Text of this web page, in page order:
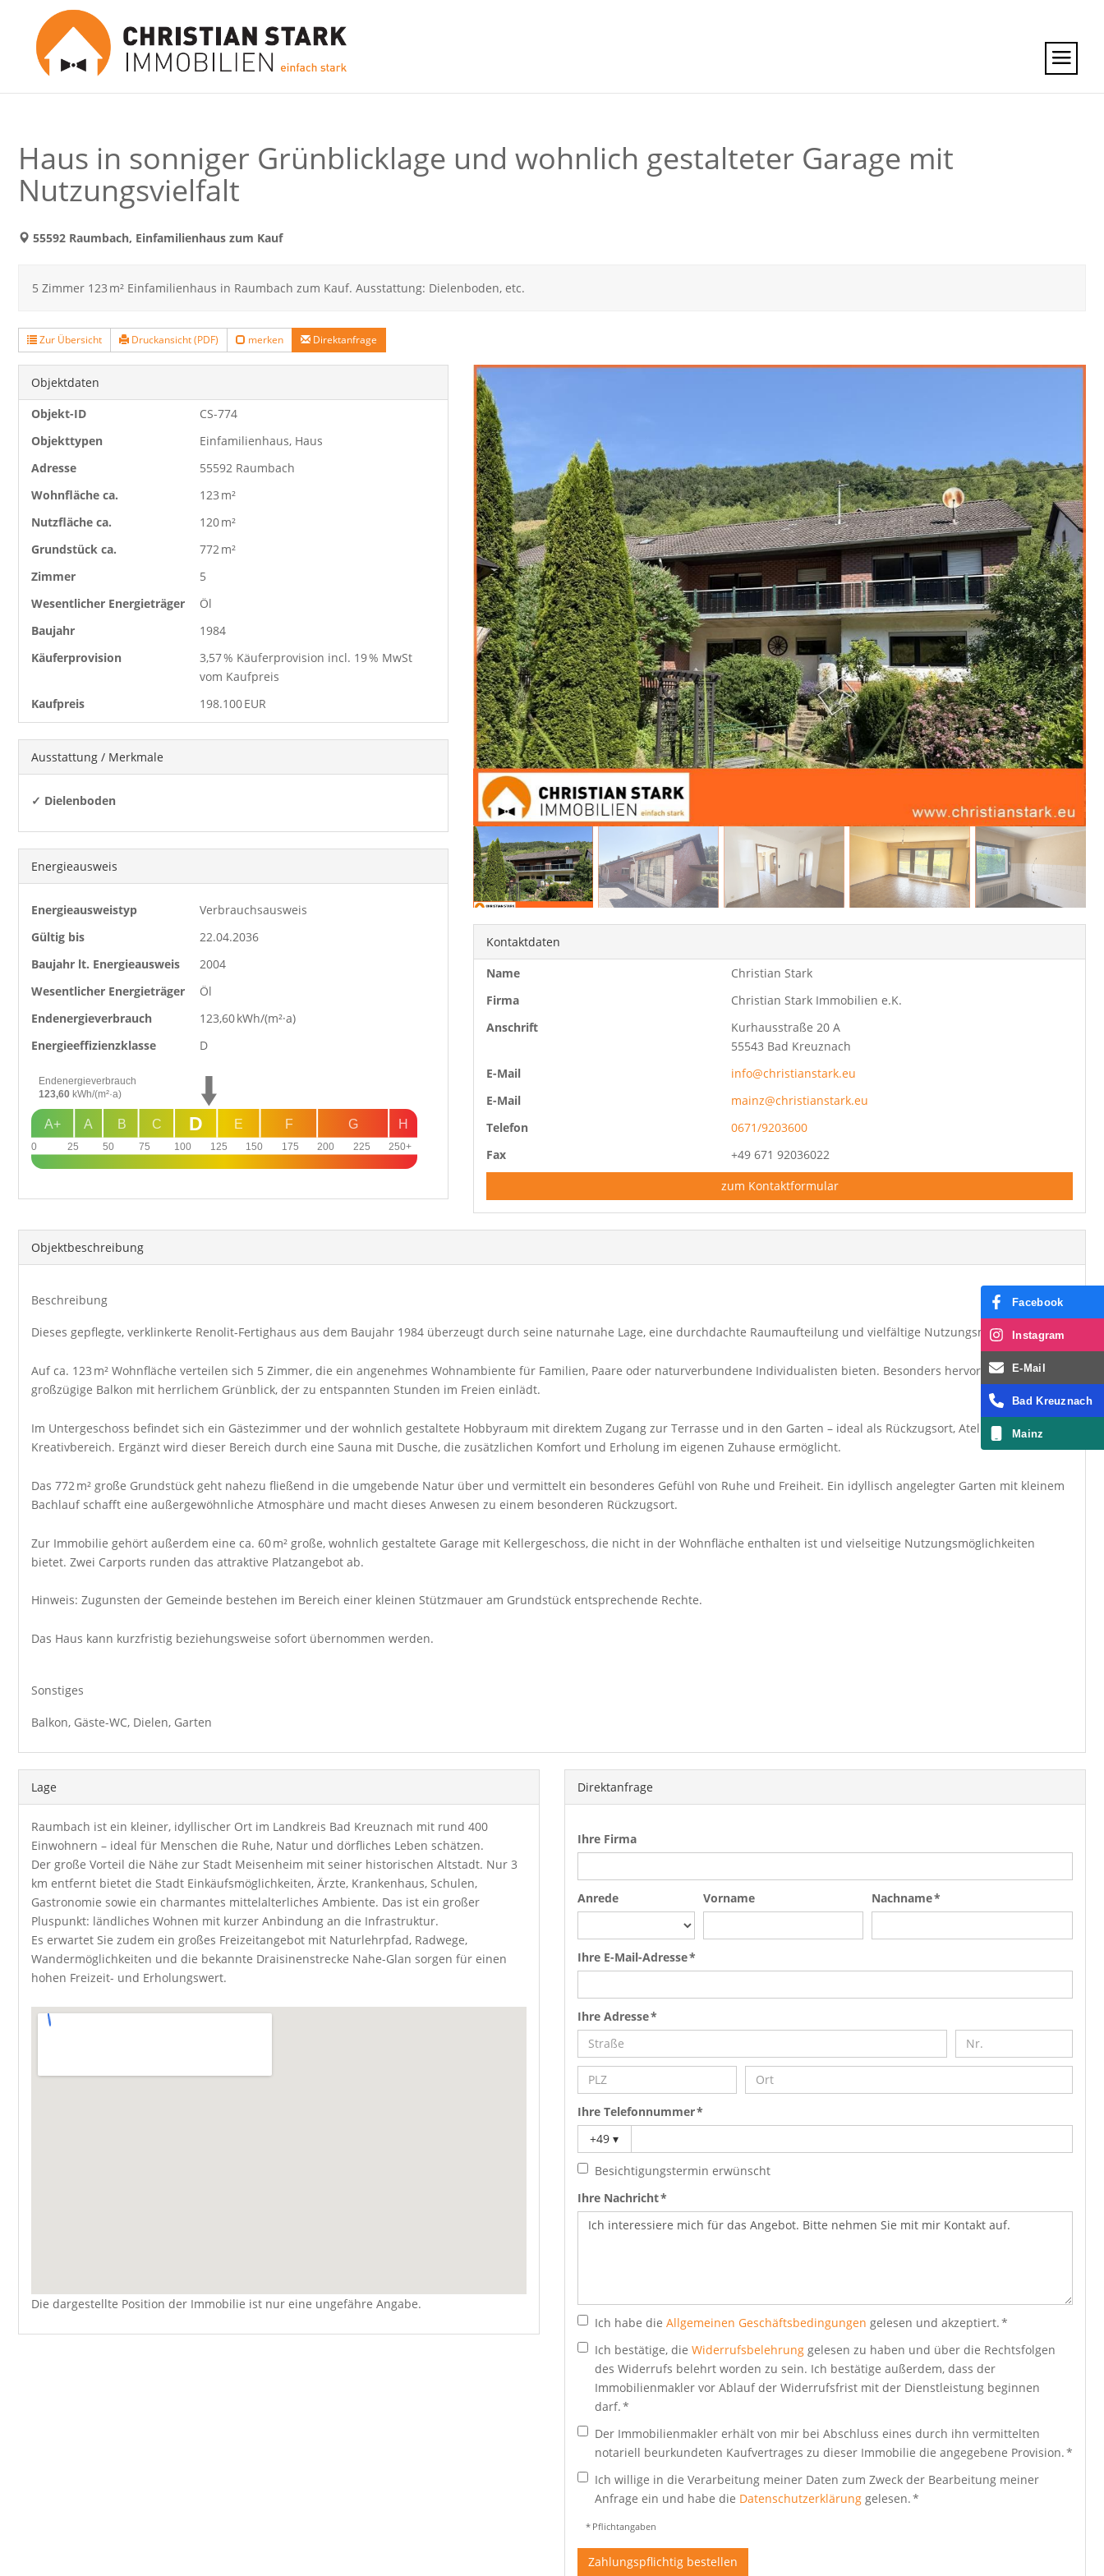
Haus in sonniger Grünblicklage und wohnlich gestalteter Garage mit
Nutzungsvielfalt
55592 Raumbach, Einfamilienhaus zum Kauf
5 Zimmer 123 m² Einfamilienhaus in Raumbach zum Kauf. Ausstattung: Dielenboden, etc.
Zur Übersicht Druckansicht (PDF) merken Direktanfrage
Kontaktdaten
Name
Christian Stark
Firma
Christian Stark Immobilien e.K.
Anschrift
Kurhausstraße 20 A
55543 Bad Kreuznach
E-Mail
info@christianstark.eu
E-Mail
mainz@christianstark.eu
Telefon
0671/9203600
Fax
+49 671 92036022
zum Kontaktformular
Objektdaten
Objekt-ID
CS-774
Objekttypen
Einfamilienhaus, Haus
Adresse
55592 Raumbach
Wohnfläche ca.
123 m²
Nutzfläche ca.
120 m²
Grund­stück ca.
772 m²
Zimmer
5
Wesentlicher Energieträger
Öl
Baujahr
1984
Käufer­provision
3,57 % Käuferprovision incl. 19 % MwSt
vom Kaufpreis
Kaufpreis
198.100 EUR
Ausstattung / Merkmale
✓ Dielenboden
Energieausweis
Energieausweistyp
Verbrauchs­ausweis
Gültig bis
22.04.2036
Baujahr lt. Energieausweis
2004
Wesentlicher Energieträger
Öl
Endenergie­verbrauch
123,60 kWh/(m²·a)
Energie­effizienz­klasse
D
0 25 50 75 100 125 150 175 200 225 250+
H
G
F
E
C
B
A
A+ D
Endenergieverbrauch
123,60kWh/(m²·a)
Objekt­beschreibung
Beschreibung
Dieses gepflegte, verklinkerte Renolit-Fertighaus aus dem Baujahr 1984 überzeugt durch seine naturnahe Lage, eine durchdachte Raumaufteilung und vielfältige Nutzungsmöglichkeiten.
Auf ca. 123 m² Wohnfläche verteilen sich 5 Zimmer, die ein angenehmes Wohnambiente für Familien, Paare oder naturverbundene Individualisten bieten. Besonders hervorzuheben ist der
großzügige Balkon mit herrlichem Grünblick, der zu entspannten Stunden im Freien einlädt.
Im Untergeschoss befindet sich ein Gästezimmer und der wohnlich gestaltete Hobbyraum mit direktem Zugang zur Terrasse und in den Garten – ideal als Rückzugsort, Atelier, Fitness- oder
Kreativbereich. Ergänzt wird dieser Bereich durch eine Sauna mit Dusche, die zusätzlichen Komfort und Erholung im eigenen Zuhause ermöglicht.
Das 772 m² große Grundstück geht nahezu fließend in die umgebende Natur über und vermittelt ein besonderes Gefühl von Ruhe und Freiheit. Ein idyllisch angelegter Garten mit kleinem
Bachlauf schafft eine außergewöhnliche Atmosphäre und macht dieses Anwesen zu einem besonderen Rückzugsort.
Zur Immobilie gehört außerdem eine ca. 60 m² große, wohnlich gestaltete Garage mit Kellergeschoss, die nicht in der Wohnfläche enthalten ist und vielseitige Nutzungsmöglichkeiten
bietet. Zwei Carports runden das attraktive Platzangebot ab.
Hinweis: Zugunsten der Gemeinde bestehen im Bereich einer kleinen Stützmauer am Grundstück entsprechende Rechte.
Das Haus kann kurzfristig beziehungsweise sofort übernommen werden.
Sonstiges
Balkon, Gäste-WC, Dielen, Garten
Lage
Raumbach ist ein kleiner, idyllischer Ort im Landkreis Bad Kreuznach mit rund 400
Einwohnern – ideal für Menschen die Ruhe, Natur und dörfliches Leben schätzen.
Der große Vorteil die Nähe zur Stadt Meisenheim mit seiner historischen Altstadt. Nur 3
km entfernt bietet die Stadt Einkäufsmöglichkeiten, Ärzte, Krankenhaus, Schulen,
Gastronomie sowie ein charmantes mittelalterliches Ambiente. Das ist ein großer
Pluspunkt: ländliches Wohnen mit kurzer Anbindung an die Infrastruktur.
Es erwartet Sie zudem ein großes Freizeitangebot mit Naturlehrpfad, Radwege,
Wandermöglichkeiten und die bekannte Draisinenstrecke Nahe-Glan sorgen für einen
hohen Freizeit- und Erholungswert.
Die dargestellte Position der Immobilie ist nur eine ungefähre Angabe.
Direktanfrage
Ihre Firma
Anrede Vorname Nachname *
Ihre E-Mail-Adresse *
Ihre Adresse *
Ihre Telefonnummer *
+49 ▾
Besichtigungstermin erwünscht
Ihre Nachricht *
Ich habe die Allgemeinen Geschäftsbedingungen gelesen und akzeptiert. *
Ich bestätige, die Widerrufsbelehrung gelesen zu haben und über die Rechtsfolgen
des Widerrufs belehrt worden zu sein. Ich bestätige außerdem, dass der
Immobilienmakler vor Ablauf der Widerrufsfrist mit der Dienstleistung beginnen
darf. *
Der Immobilienmakler erhält von mir bei Abschluss eines durch ihn vermittelten
notariell beurkundeten Kaufvertrages zu dieser Immobilie die angegebene Provision. *
Ich willige in die Verarbeitung meiner Daten zum Zweck der Bearbeitung meiner
Anfrage ein und habe die Datenschutzerklärung gelesen. *
* Pflichtangaben
Zahlungspflichtig bestellen
Facebook
Instagram
E-Mail
Bad Kreuznach
Mainz